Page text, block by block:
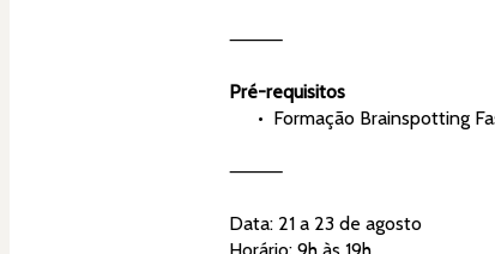
⸻
Pré-requisitos
•  Formação Brainspotting
⸻
Data: 21 a 23 de agosto